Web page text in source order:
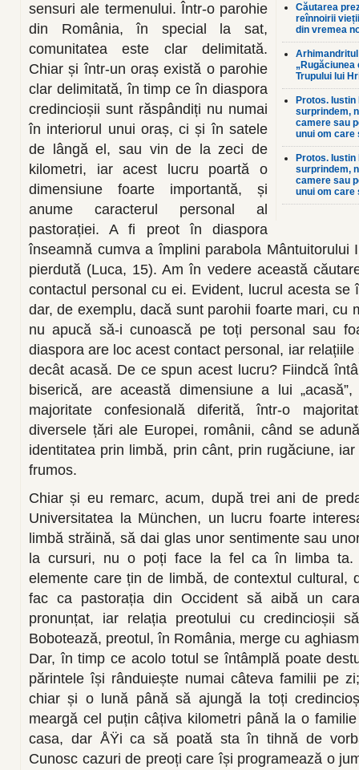
Căutarea
reînnoirii
din vremea
Trupului lui
Protos.
surprindem,
camere sau
unui om care
Protos.
surprindem,
camere sau
unui om care
sensuri ale termenului. Într-o parohie
din România, în special la sat,
comunitatea este clar delimitată.
Chiar și într-un oraș există o parohie
clar delimitată, în timp ce în diaspora
credincioșii sunt răspândiți nu numai
în interiorul unui oraș, ci și în satele
de lângă el, sau vin de la zeci de
kilometri, iar acest lucru poartă o
dimensiune foarte importantă, și
anume caracterul personal al
pastorației. A fi preot în diaspora
înseamnă cumva a împlini parabola Mântuitorului
pierdută (Luca, 15). Am în vedere această
contactul personal cu ei. Evident, lucrul acesta
dar, de exemplu, dacă sunt parohii foarte mari, cu
nu apucă să-i cunoască pe toți personal sau
diaspora are loc acest contact personal, iar
decât acasă. De ce spun acest lucru? Fiindcă
biserică, are această dimensiune a lui
majoritate confesională diferită, într-o
diversele țări ale Europei, românii, când se
identitatea prin limbă, prin cânt, prin rugăciune,
frumos.
Chiar și eu remarc, acum, după trei ani de
Universitatea la München, un lucru foarte
limbă străină, să dai glas unor sentimente sau
la cursuri, nu o poți face la fel ca în limba ta.
elemente care țin de limbă, de contextul cultural,
fac ca pastorația din Occident să aibă un
pronunțat, iar relația preotului cu credincioșii
Bobotează, preotul, în România, merge cu
Dar, în timp ce acolo totul se întâmplă poate
părintele își rânduiește numai câteva familii pe
chiar și o lună până să ajungă la toți
meargă cel puțin câțiva kilometri până la o
casa, dar ÅŸi ca să poată sta în tihnă de
Cunosc cazuri de preoți care își programează o